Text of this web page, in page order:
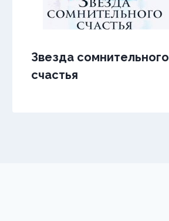
Звезда сомнительного
счастья